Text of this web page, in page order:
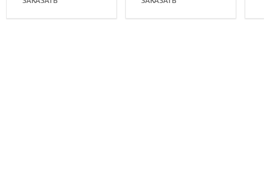
зеленого цвета, S
черно-серого цвета, M/L